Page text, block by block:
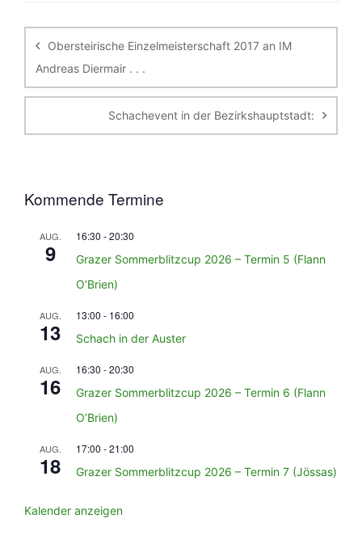
Obersteirische Einzelmeisterschaft 2017 an IM
Andreas Diermair . . .
Schachevent in der Bezirkshauptstadt:
Kommende Termine
AUG.
9
16:30 -20:30
Grazer Sommerblitzcup 2026 – Termin 5 (Flann
O’Brien)
AUG.
13
13:00 - 16:00
Schach in der Auster
AUG.
16
16:30 -20:30
Grazer Sommerblitzcup 2026 – Termin 6 (Flann
O’Brien)
AUG.
18
17:00 -21:00
Grazer Sommerblitzcup 2026 – Termin 7 (Jössas)
Kalender anzeigen